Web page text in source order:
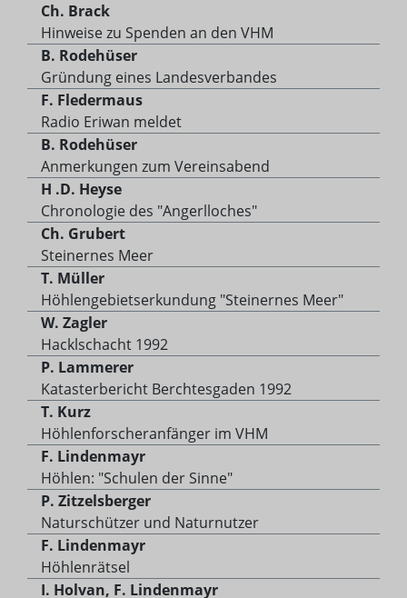
Ch. Brack
Hinweise zu Spenden an den VHM
B. Rodehüser
Gründung eines Landesverbandes
F. Fledermaus
Radio Eriwan meldet
B. Rodehüser
Anmerkungen zum Vereinsabend
H .D. Heyse
Chronologie des "Angerlloches"
Ch. Grubert
Steinernes Meer
T. Müller
Höhlengebietserkundung "Steinernes Meer"
W. Zagler
Hacklschacht 1992
P. Lammerer
Katasterbericht Berchtesgaden 1992
T. Kurz
Höhlenforscheranfänger im VHM
F. Lindenmayr
Höhlen: "Schulen der Sinne"
P. Zitzelsberger
Naturschützer und Naturnutzer
F. Lindenmayr
Höhlenrätsel
I. Holvan, F. Lindenmayr